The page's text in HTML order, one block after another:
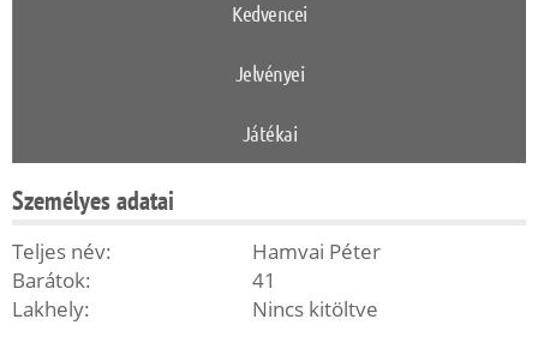
Kedvencei
Jelvényei
Játékai
Személyes adatai
Teljes név:
Hamvai Péter
Barátok:
41
Lakhely:
Nincs kitöltve